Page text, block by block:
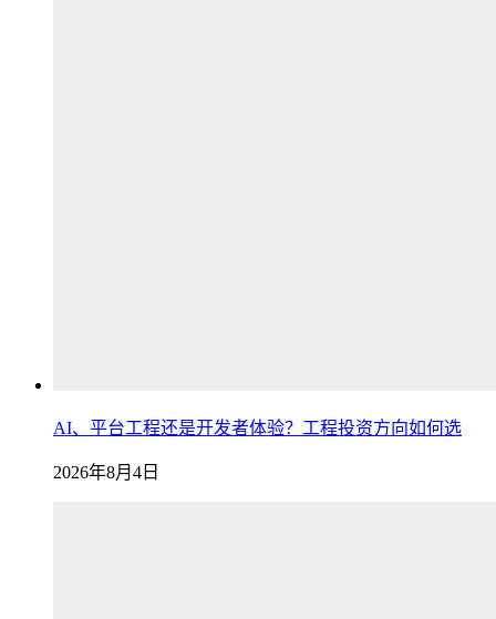
AI、平台工程还是开发者体验？工程投资方向如何选
2026年8月4日